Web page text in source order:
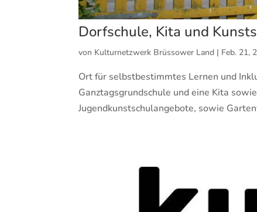
Dorfschule, Kita und
von Kulturnetzwerk Brüssower Land | Feb. 21,
Ort für selbstbestimmtes Lernen und
Ganztagsgrundschule und eine Kita
Jugendkunstschulangebote, sowie